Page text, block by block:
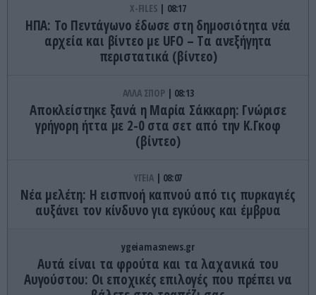
X-FILES 08:17
HΠΑ: Το Πεντάγωνο έδωσε στη δημοσιότητα νέα
αρχεία και βίντεο με UFO – Tα ανεξήγητα
περιστατικά (βίντεο)
ΑΛΛΑ ΣΠΟΡ 08:13
Αποκλείστηκε ξανά η Μαρία Σάκκαρη: Γνώρισε
γρήγορη ήττα με 2-0 στα σετ από την Κ.Γκοφ
(βίντεο)
ΥΓΕΙΑ 08:07
Νέα μελέτη: Η εισπνοή καπνού από τις πυρκαγιές
αυξάνει τον κίνδυνο για εγκύους και έμβρυα
ygeiamasnews.gr
Αυτά είναι τα φρούτα και τα λαχανικά του
Αυγούστου: Οι εποχικές επιλογές που πρέπει να